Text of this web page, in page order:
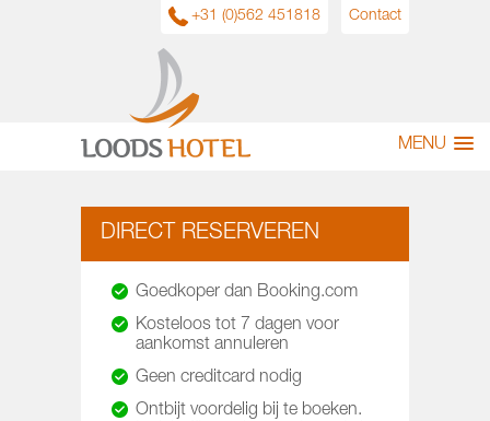
MENU
+31 (0)562 451818 Contact
DIRECT RESERVEREN
Goedkoper dan Booking.com
Kosteloos tot 7 dagen voor
aankomst annuleren
Geen creditcard nodig
Ontbijt voordelig bij te boeken.